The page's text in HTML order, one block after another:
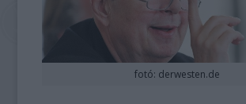
fotó: derwesten.de